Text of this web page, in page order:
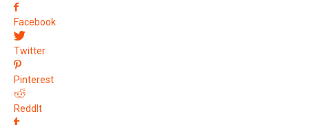
Facebook
Twitter
Pinterest
ReddIt